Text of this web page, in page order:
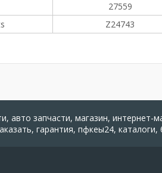
27559
Z24743
авто запчасти, магазин,
гарантия, пфкеы24,